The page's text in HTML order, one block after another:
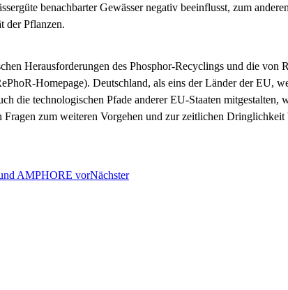
benachbarter Gewässer negativ beeinflusst, zum
der Pflanzen.
Herausforderungen des Phosphor-Recyclings und die von
Homepage). Deutschland, als eins der Länder der EU,
die technologischen Pfade anderer EU-Staaten mitgestalten,
zum weiteren Vorgehen und zur zeitlichen
AMPHORE vorNächster